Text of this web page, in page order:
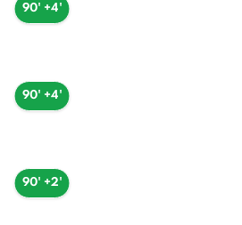
90' +4'
90' +4'
90' +2'